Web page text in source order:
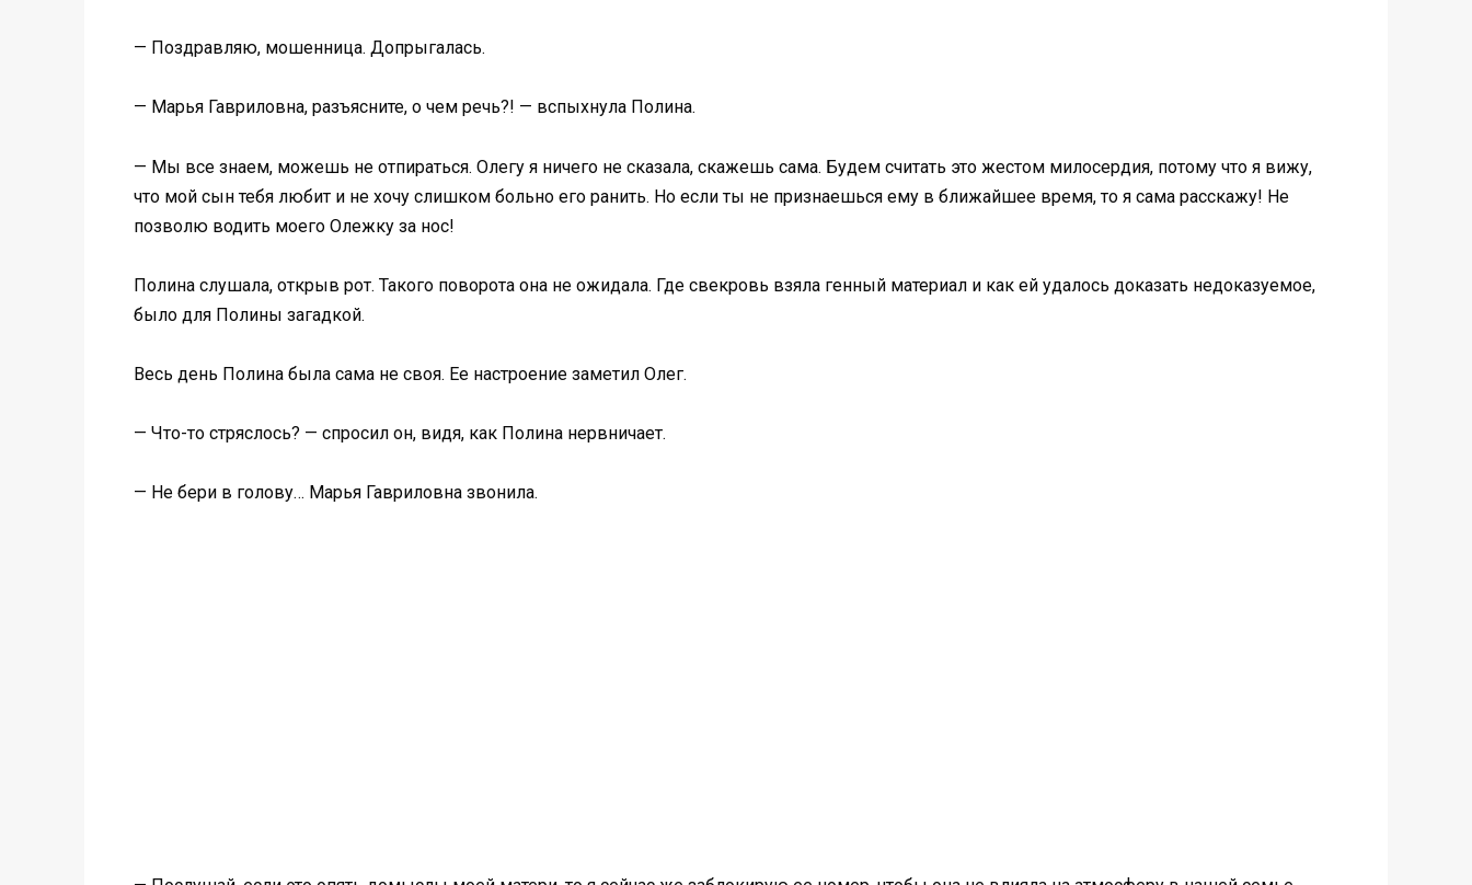
— Поздравляю, мошенница. Допрыгалась.
— Марья Гавриловна, разъясните, о чем речь?! — вспыхнула Полина.
— Мы все знаем, можешь не отпираться. Олегу я ничего не сказала, скажешь сама. Будем считать это жестом милосердия, потому что я вижу,
что мой сын тебя любит и не хочу слишком больно его ранить. Но если ты не признаешься ему в ближайшее время, то я сама расскажу! Не
позволю водить моего Олежку за нос!
Полина слушала, открыв рот. Такого поворота она не ожидала. Где свекровь взяла генный материал и как ей удалось доказать недоказуемое,
было для Полины загадкой.
Весь день Полина была сама не своя. Ее настроение заметил Олег.
— Что-то стряслось? — спросил он, видя, как Полина нервничает.
— Не бери в голову… Марья Гавриловна звонила.